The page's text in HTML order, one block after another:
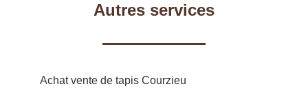
Autres services
Achat vente de tapis Courzieu